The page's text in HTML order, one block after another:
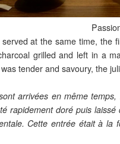
at the same time, the
grilled and left in a
tender and savoury, the
arrivées en même
rapidement doré puis
Cette entrée était à la